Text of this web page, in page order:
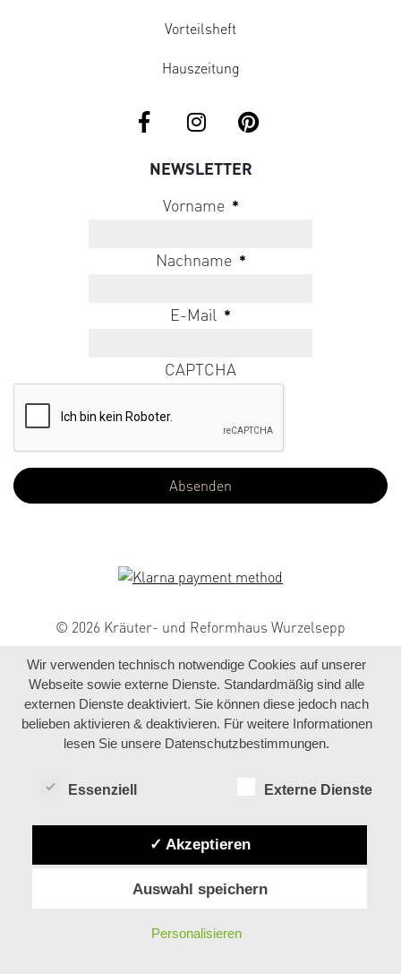
Vorteilsheft
Hauszeitung
NEWSLETTER
Vorname *
Nachname *
E-Mail *
CAPTCHA
© 2026 Kräuter- und Reformhaus Wurzelsepp
Wir verwenden technisch notwendige Cookies auf unserer
Webseite sowie externe Dienste. Standardmäßig sind alle
externen Dienste deaktiviert. Sie können diese jedoch nach
belieben aktivieren & deaktivieren. Für weitere Informationen
lesen Sie unsere Datenschutzbestimmungen.
Essenziell Externe Dienste
✓ Akzeptieren
Auswahl speichern
Personalisieren